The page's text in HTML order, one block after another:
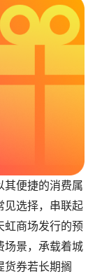
其便捷的消费属
见选择，串联起
虹商场发行的预
场景，承载着城
货券若长期搁